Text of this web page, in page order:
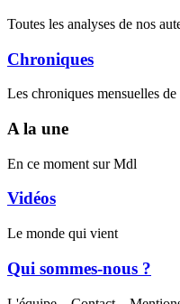
Toutes les analyses de nos
Chroniques
Les chroniques mensuelles
A la une
En ce moment sur Mdl
Vidéos
Le monde qui vient
Qui sommes-nous ?